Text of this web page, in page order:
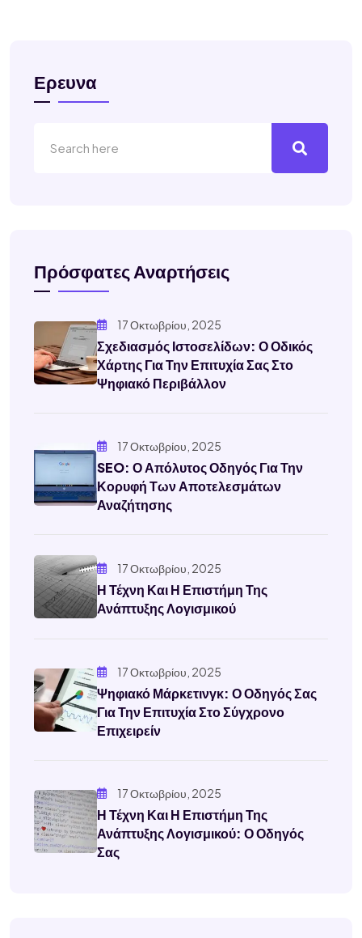
Ερευνα
Πρόσφατες Αναρτήσεις
17 Οκτωβρίου, 2025
Σχεδιασμός Ιστοσελίδων: Ο Οδικός
Χάρτης Για Την Επιτυχία Σας Στο
Ψηφιακό Περιβάλλον
17 Οκτωβρίου, 2025
SEO: Ο Απόλυτος Οδηγός Για Την
Κορυφή Των Αποτελεσμάτων
Αναζήτησης
17 Οκτωβρίου, 2025
Η Τέχνη Και Η Επιστήμη Της
Ανάπτυξης Λογισμικού
17 Οκτωβρίου, 2025
Ψηφιακό Μάρκετινγκ: Ο Οδηγός Σας
Για Την Επιτυχία Στο Σύγχρονο
Επιχειρείν
17 Οκτωβρίου, 2025
Η Τέχνη Και Η Επιστήμη Της
Ανάπτυξης Λογισμικού: Ο Οδηγός
Σας